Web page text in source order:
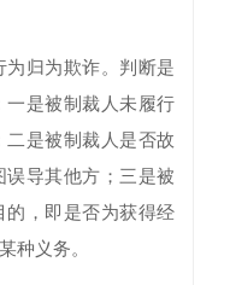
归为欺诈。判断是
是被制裁人未履行
是被制裁人是否故
导其他方；三是被
，即是否为获得经
种义务。